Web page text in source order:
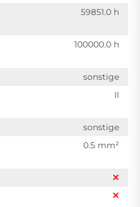
59851.0 h
100000.0 h
sonstige
II
sonstige
0.5 mm²